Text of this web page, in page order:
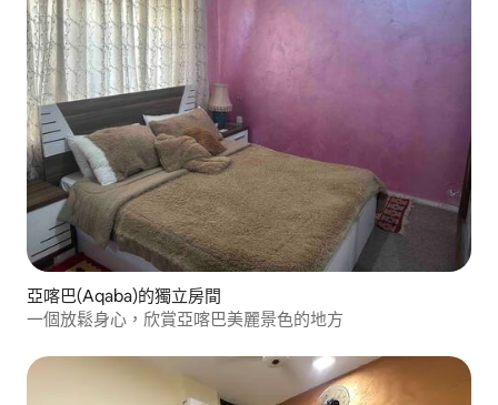
亞喀巴(Aqaba)的獨立房間
一個放鬆身心，欣賞亞喀巴美麗景色的地方